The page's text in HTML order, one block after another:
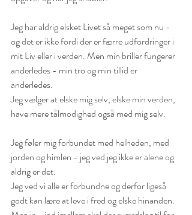
Jeg har aldrig elsket Livet så meget som nu -
og det er ikke fordi der er færre udfordringer i
mit Liv eller i verden. Men min briller fungerer
anderledes - min tro og min tillid er
anderledes.
Jeg vælger at elske mig selv, elske min verden,
have mere tålmodighed også med mig selv.
Jeg føler mig forbundet med helheden, med
jorden og himlen - jeg ved jeg ikke er alene og
aldrig er det.
Jeg ved vi alle er forbundne og derfor ligeså
godt kan lære at leve i fred og elske hinanden.